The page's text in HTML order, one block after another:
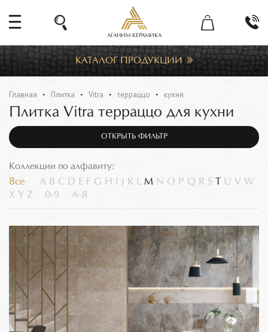
АГАНИМ КЕРАМИКА
КАТАЛОГ ПРОДУКЦИИ
Главная Плитка Vitra терраццо кухня
Плитка Vitra терраццо для кухни
ОТКРЫТЬ ФИЛЬТР
Коллекции по алфавиту:
Все A B C D E F G H K L M N O P Q R S T U V W
X Y Z 0-9 А-Я